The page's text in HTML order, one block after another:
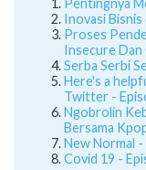
Pentingnya
Inovasi Bisnis
Proses
Insecure
Serba Serbi
Here's a
Twitter -
Ngobrolin
Bersama
New Normal -
Covid 19 -